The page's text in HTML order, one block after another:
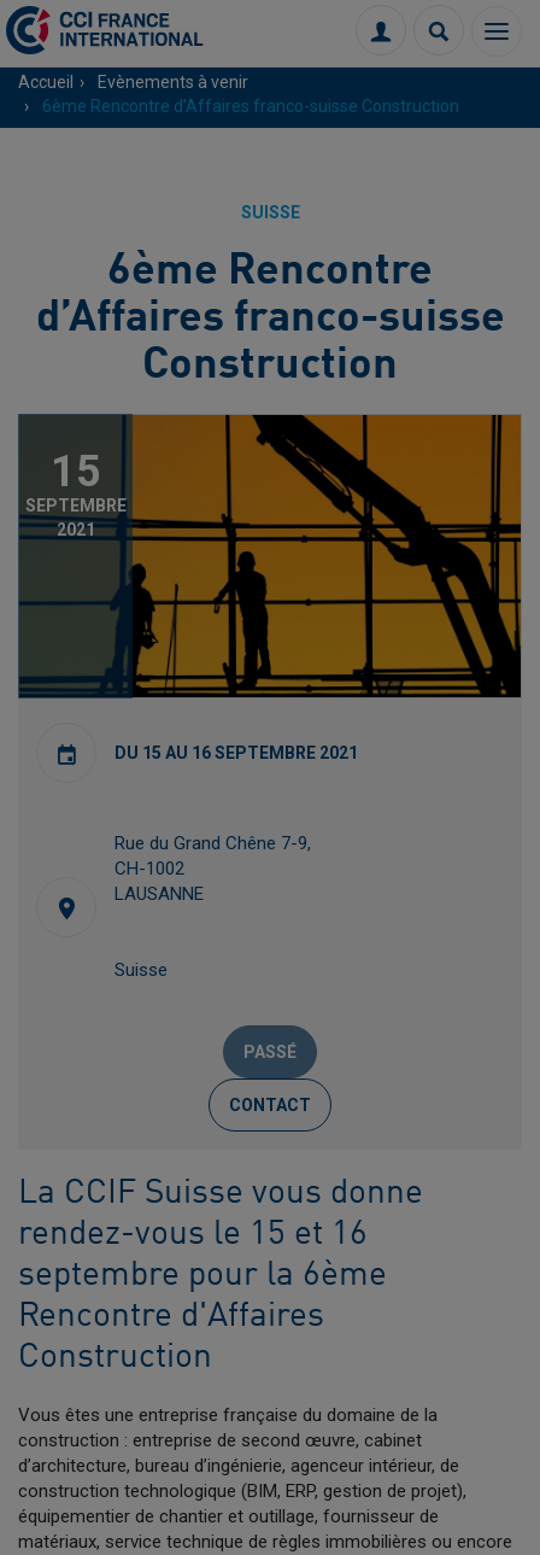
Menu
Connexion
Accueil
Evènements à venir
6ème Rencontre d’Affaires franco-suisse Construction
SUISSE
6ème Rencontre
d’Affaires franco-suisse
Construction
15
SEPTEMBRE
2021
DU 15 AU 16 SEPTEMBRE 2021
Rue du Grand Chêne 7-9,
CH-1002
LAUSANNE
Suisse
PASSÉ
CONTACT
La CCIF Suisse vous donne
rendez-vous le 15 et 16
septembre pour la 6ème
Rencontre d'Affaires
Construction
Vous êtes une entreprise française du domaine de la
construction : entreprise de second œuvre, cabinet
d’architecture, bureau d’ingénierie, agenceur intérieur, de
construction technologique (BIM, ERP, gestion de projet),
équipementier de chantier et outillage, fournisseur de
matériaux, service technique de règles immobilières ou encore